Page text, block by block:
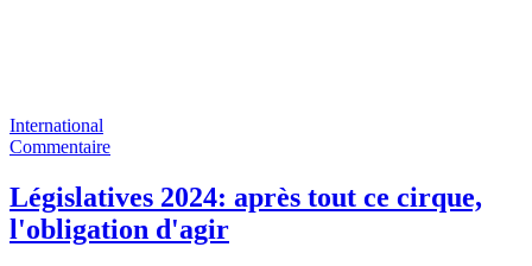
International
Commentaire
Législatives 2024: après tout ce cirque,
l'obligation d'agir